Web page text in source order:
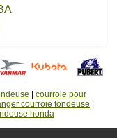
courroie pour
courroie tondeuse
honda